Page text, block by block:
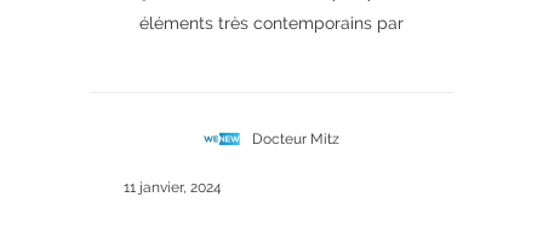
éléments très contemporains par
Docteur Mitz
11 janvier, 2024